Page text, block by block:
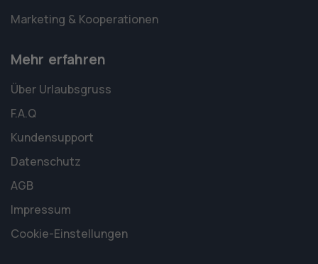
Marketing & Kooperationen
Mehr erfahren
Über Urlaubsgruss
F.A.Q
Kundensupport
Datenschutz
AGB
Impressum
Cookie-Einstellungen